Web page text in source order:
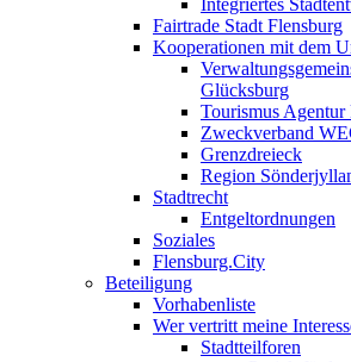
Integriertes
Fairtrade Stadt Flensburg
Kooperationen mit dem
Glücksburg
Tourismus Agentur
Zweckverband
Grenzdreieck
Region
Stadtrecht
Entgeltordnungen
Soziales
Flensburg.City
Beteiligung
Vorhabenliste
Wer vertritt meine
Stadtteilforen